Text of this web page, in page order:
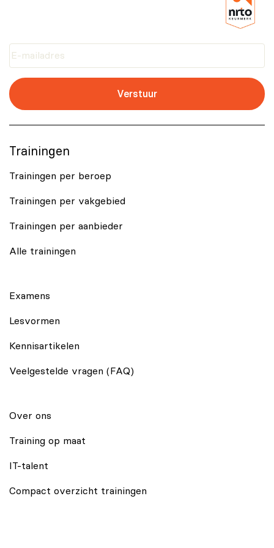
Verstuur
Trainingen
Trainingen per beroep
Trainingen per vakgebied
Trainingen per aanbieder
Alle trainingen
Examens
Lesvormen
Kennisartikelen
Veelgestelde vragen (FAQ)
Over ons
Training op maat
IT-talent
Compact overzicht trainingen